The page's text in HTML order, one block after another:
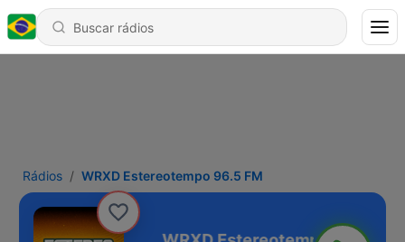
Rádios WRXD Estereotempo 96.5 FM